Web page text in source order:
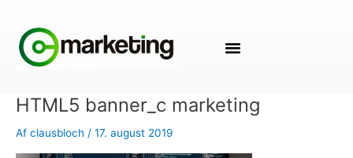
indholdet
HTML5 banner_c marketing
Af clausbloch / 17. august 2019